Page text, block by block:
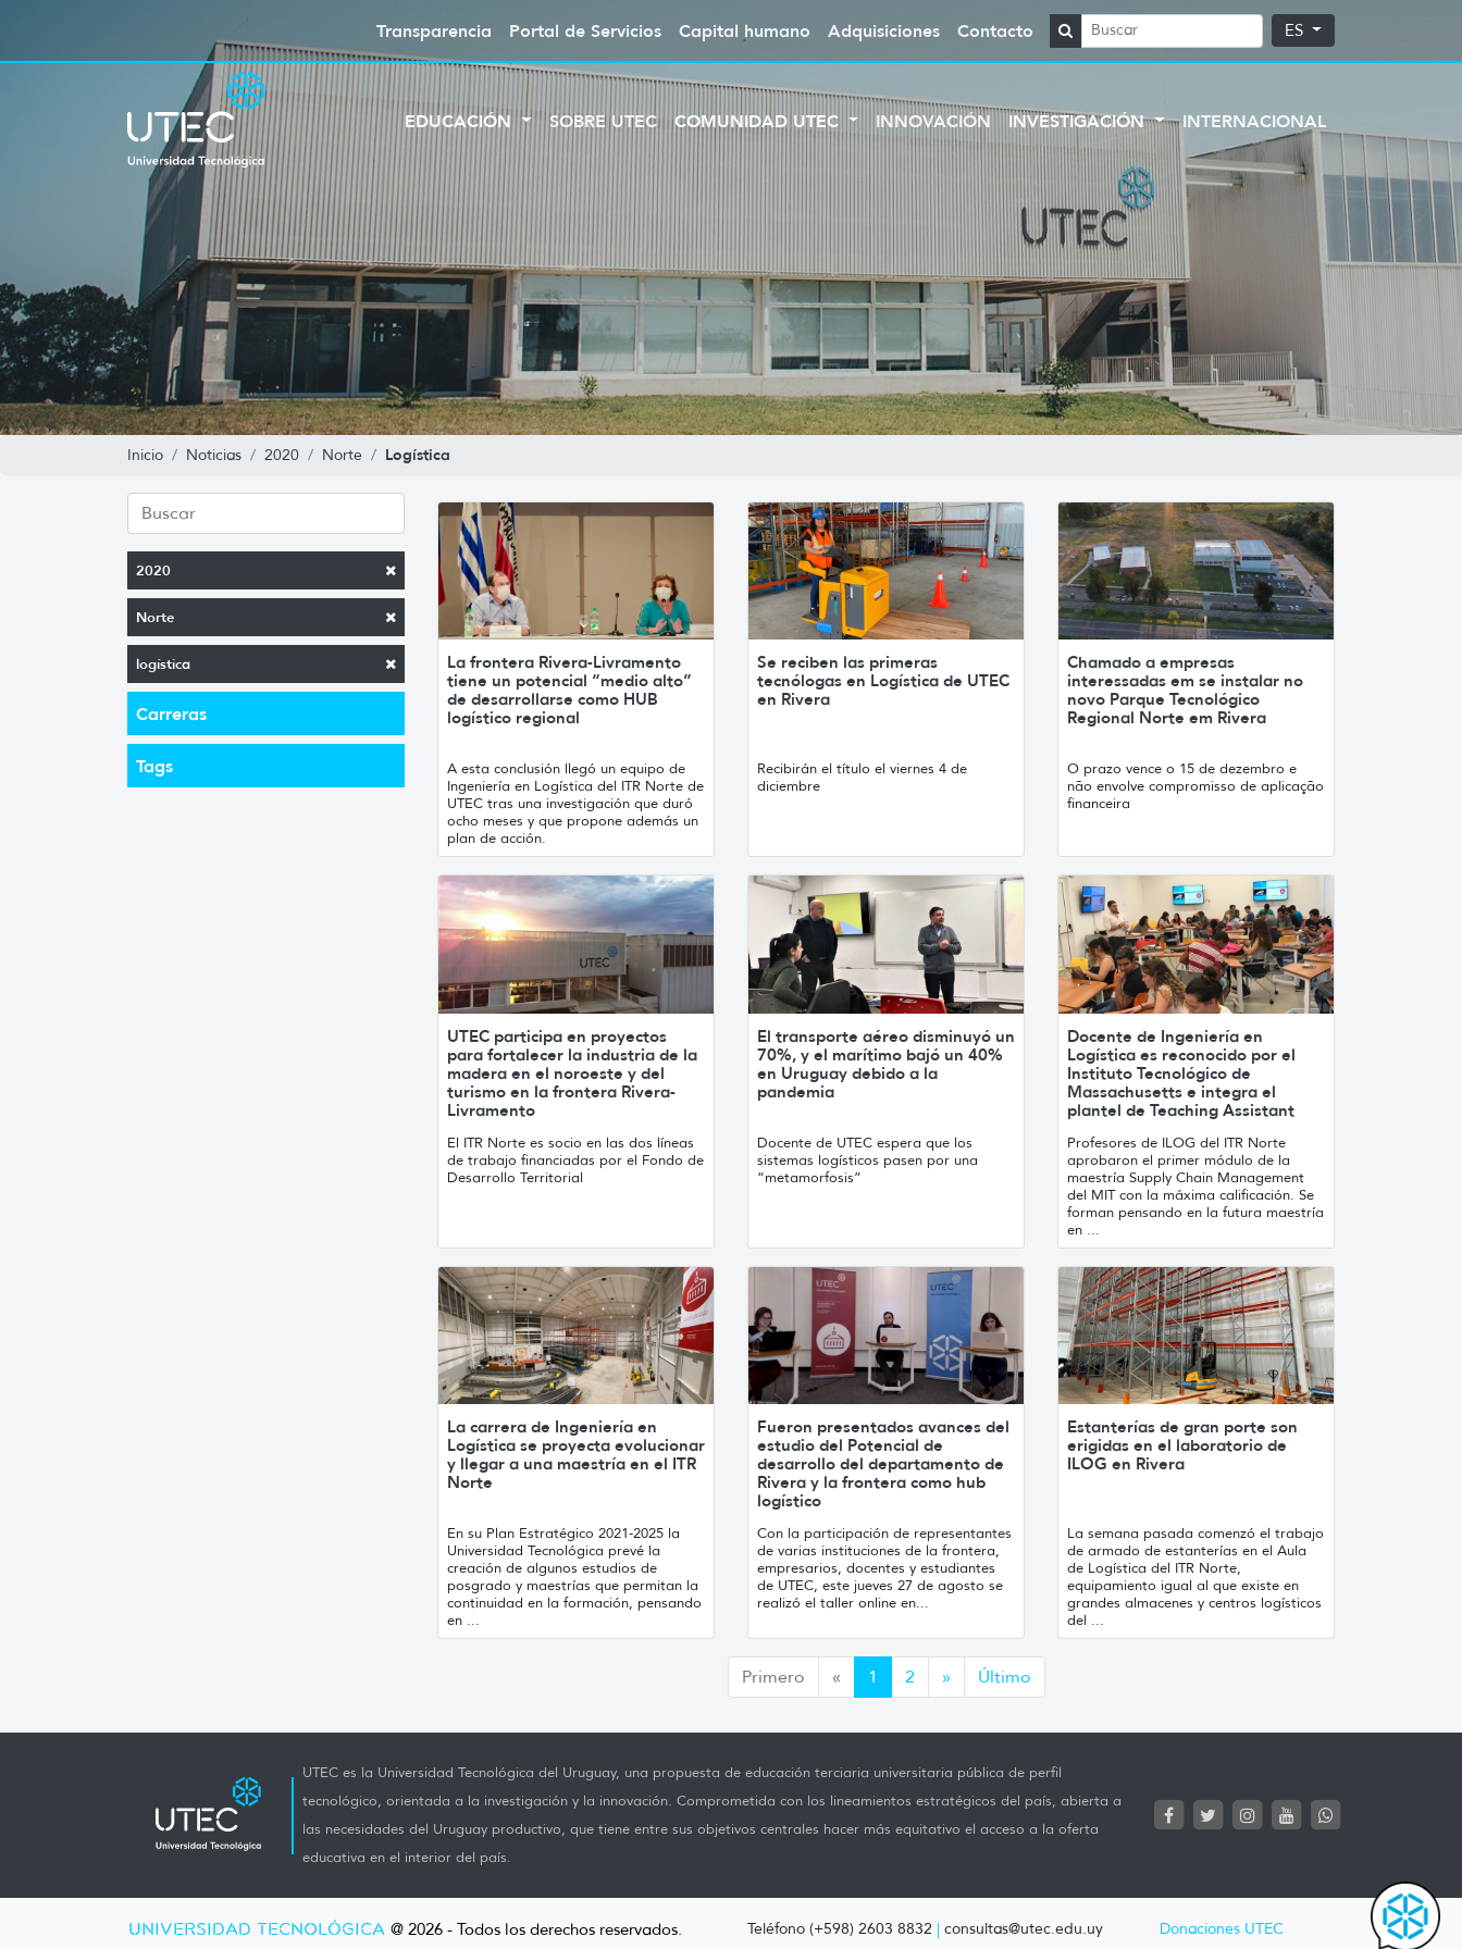
Transparencia Portal de Servicios Capital humano Adquisiciones Contacto ES
EDUCACIÓN SOBRE UTEC COMUNIDAD UTEC INNOVACIÓN INVESTIGACIÓN INTERNACIONAL
Inicio Noticias 2020 Norte Logística
2020
Norte
logística
Carreras
Tags
La frontera Rivera-Livramento
tiene un potencial “medio alto”
de desarrollarse como HUB
logístico regional
A esta conclusión llegó un equipo de
Ingeniería en Logística del ITR Norte de
UTEC tras una investigación que duró
ocho meses y que propone además un
plan de acción.
Se reciben las primeras
tecnólogas en Logística de UTEC
en Rivera
Recibirán el título el viernes 4 de
diciembre
Chamado a empresas
interessadas em se instalar no
novo Parque Tecnológico
Regional Norte em Rivera
O prazo vence o 15 de dezembro e
não envolve compromisso de aplicação
financeira
UTEC participa en proyectos
para fortalecer la industria de la
madera en el noroeste y del
turismo en la frontera Rivera-
Livramento
El ITR Norte es socio en las dos líneas
de trabajo financiadas por el Fondo de
Desarrollo Territorial
El transporte aéreo disminuyó un
70%, y el marítimo bajó un 40%
en Uruguay debido a la
pandemia
Docente de UTEC espera que los
sistemas logísticos pasen por una
“metamorfosis”
Docente de Ingeniería en
Logística es reconocido por el
Instituto Tecnológico de
Massachusetts e integra el
plantel de Teaching Assistant
Profesores de ILOG del ITR Norte
aprobaron el primer módulo de la
maestría Supply Chain Management
del MIT con la máxima calificación. Se
forman pensando en la futura maestría
en ...
La carrera de Ingeniería en
Logística se proyecta evolucionar
y llegar a una maestría en el ITR
Norte
En su Plan Estratégico 2021-2025 la
Universidad Tecnológica prevé la
creación de algunos estudios de
posgrado y maestrías que permitan la
continuidad en la formación, pensando
en ...
Fueron presentados avances del
estudio del Potencial de
desarrollo del departamento de
Rivera y la frontera como hub
logístico
Con la participación de representantes
de varias instituciones de la frontera,
empresarios, docentes y estudiantes
de UTEC, este jueves 27 de agosto se
realizó el taller online en...
Estanterías de gran porte son
erigidas en el laboratorio de
ILOG en Rivera
La semana pasada comenzó el trabajo
de armado de estanterías en el Aula
de Logística del ITR Norte,
equipamiento igual al que existe en
grandes almacenes y centros logísticos
del ...
Primero «Anterior
1 2 »Siguiente
Último
UTEC es la Universidad Tecnológica del Uruguay, una propuesta de educación terciaria universitaria pública de perfil
tecnológico, orientada a la investigación y la innovación. Comprometida con los lineamientos estratégicos del país, abierta a
las necesidades del Uruguay productivo, que tiene entre sus objetivos centrales hacer más equitativo el acceso a la oferta
educativa en el interior del país.
UNIVERSIDAD TECNOLÓGICA @ 2026 - Todos los derechos reservados. Teléfono (+598) 2603 8832 consultas@utec.edu.uy Donaciones UTEC